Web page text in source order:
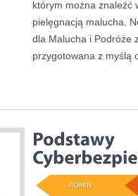
którym można znaleźć
pielęgnacją malucha.
dla Malucha i Podróże
przygotowana z myślą
ADMIN